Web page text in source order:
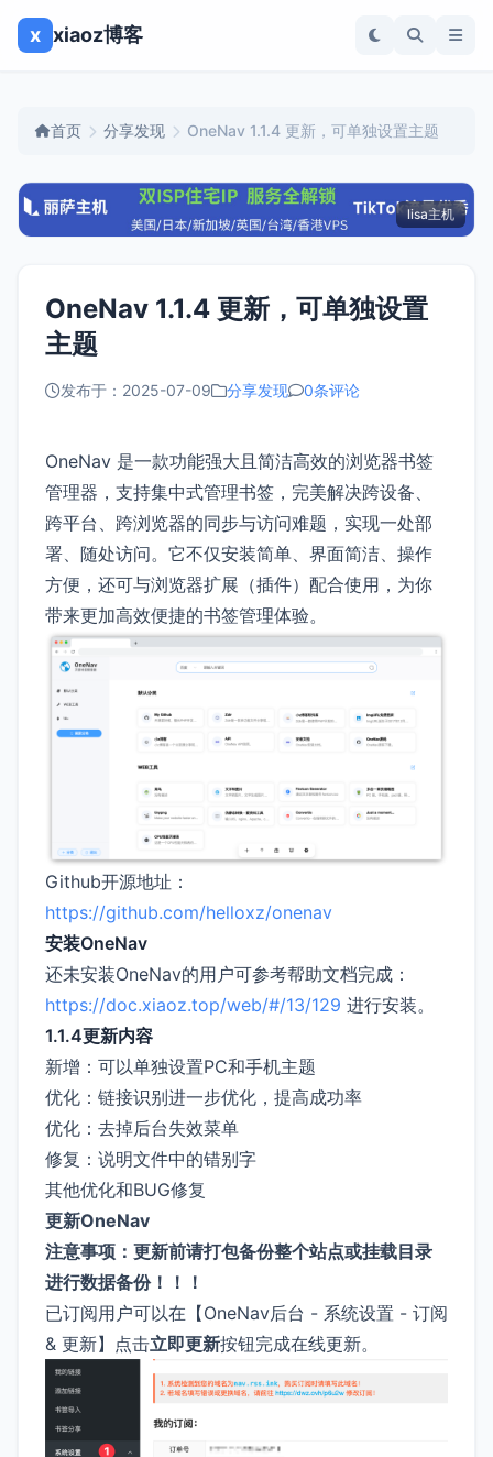
x xiaoz博客
首页 分享发现 OneNav 1.1.4 更新，可单独设置主题
lisa主机
OneNav 1.1.4 更新，可单独设置
主题
发布于：2025-07-09 分享发现 0条评论
OneNav 是一款功能强大且简洁高效的浏览器书签
管理器，支持集中式管理书签，完美解决跨设备、
跨平台、跨浏览器的同步与访问难题，实现一处部
署、随处访问。它不仅安装简单、界面简洁、操作
方便，还可与浏览器扩展（插件）配合使用，为你
带来更加高效便捷的书签管理体验。
Github开源地址：
https://github.com/helloxz/onenav
安装OneNav
还未安装OneNav的用户可参考帮助文档完成：
https://doc.xiaoz.top/web/#/13/129 进行安装。
1.1.4更新内容
新增：可以单独设置PC和手机主题
优化：链接识别进一步优化，提高成功率
优化：去掉后台失效菜单
修复：说明文件中的错别字
其他优化和BUG修复
更新OneNav
注意事项：更新前请打包备份整个站点或挂载目录
进行数据备份！！！
已订阅用户可以在【OneNav后台 - 系统设置 - 订阅
& 更新】点击立即更新按钮完成在线更新。